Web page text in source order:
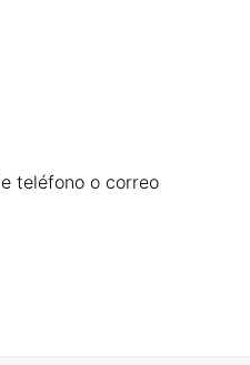
teléfono o correo